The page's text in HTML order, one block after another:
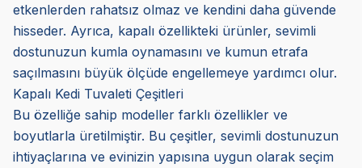
etkenlerden rahatsız olmaz ve kendini daha güvende
hisseder. Ayrıca, kapalı özellikteki ürünler, sevimli
dostunuzun kumla oynamasını ve kumun etrafa
saçılmasını büyük ölçüde engellemeye yardımcı olur.
Kapalı Kedi Tuvaleti Çeşitleri
Bu özelliğe sahip modeller farklı özellikler ve
boyutlarla üretilmiştir. Bu çeşitler, sevimli dostunuzun
ihtiyaçlarına ve evinizin yapısına uygun olarak seçim